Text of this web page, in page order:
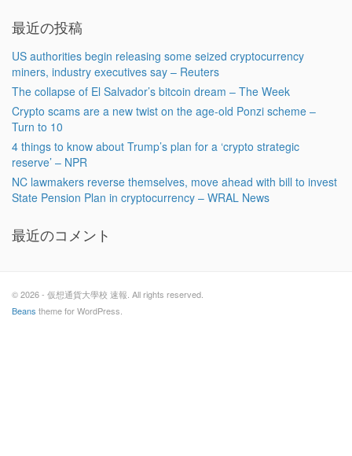
最近の投稿
US authorities begin releasing some seized cryptocurrency
miners, industry executives say – Reuters
The collapse of El Salvador’s bitcoin dream – The Week
Crypto scams are a new twist on the age-old Ponzi scheme –
Turn to 10
4 things to know about Trump’s plan for a ‘crypto strategic
reserve’ – NPR
NC lawmakers reverse themselves, move ahead with bill to invest
State Pension Plan in cryptocurrency – WRAL News
最近のコメント
© 2026 - 仮想通貨大學校 速報. All rights reserved.
Beans theme for WordPress.